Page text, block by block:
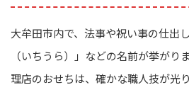
大牟田市内で、法事や祝い事の仕出
（いちうら）」などの名前が挙がり
理店のおせちは、確かな職人技が光り